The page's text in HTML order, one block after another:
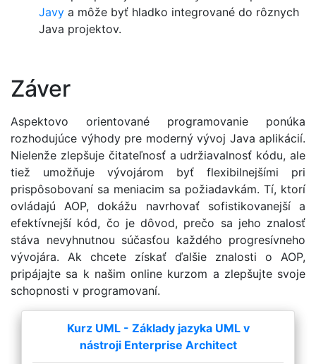
Javy a môže byť hladko integrované do rôznych
Java projektov.
Záver
Aspektovo orientované programovanie ponúka
rozhodujúce výhody pre moderný vývoj Java aplikácií.
Nielenže zlepšuje čitateľnosť a udržiavalnosť kódu, ale
tiež umožňuje vývojárom byť flexibilnejšími pri
prispôsobovaní sa meniacim sa požiadavkám. Tí, ktorí
ovládajú AOP, dokážu navrhovať sofistikovanejší a
efektívnejší kód, čo je dôvod, prečo sa jeho znalosť
stáva nevyhnutnou súčasťou každého progresívneho
vývojára. Ak chcete získať ďalšie znalosti o AOP,
pripájajte sa k našim online kurzom a zlepšujte svoje
schopnosti v programovaní.
Kurz UML - Základy jazyka UML v
nástroji Enterprise Architect